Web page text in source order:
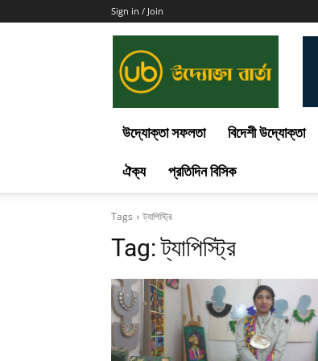
Sign in / Join
উদ্যোক্তা সফলতা বিদেশী উদ্যোক্তা
ঐক্য প্রতিদিন বিসিক
Tags ট্যাপিস্ট্রি
Tag:ট্যাপিস্ট্রি